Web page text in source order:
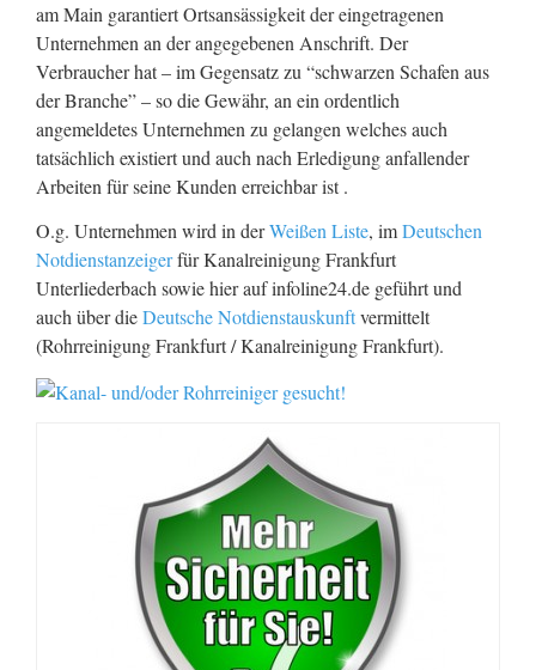
am Main garantiert Ortsansässigkeit der eingetragenen
Unternehmen an der angegebenen Anschrift. Der
Verbraucher hat – im Gegensatz zu “schwarzen Schafen aus
der Branche” – so die Gewähr, an ein ordentlich
angemeldetes Unternehmen zu gelangen welches auch
tatsächlich existiert und auch nach Erledigung anfallender
Arbeiten für seine Kunden erreichbar ist .
O.g. Unternehmen wird in derWeißen Liste, imDeutschen
Notdienstanzeigerfür Kanalreinigung Frankfurt
Unterliederbach sowie hier auf infoline24.de geführt und
auch über dieDeutsche Notdienstauskunftvermittelt
(Rohrreinigung Frankfurt / Kanalreinigung Frankfurt).